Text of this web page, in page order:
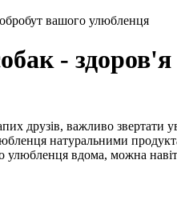
вашого улюбленця
-
друзів, важливо
натуральними
улюбленця вдома, можна